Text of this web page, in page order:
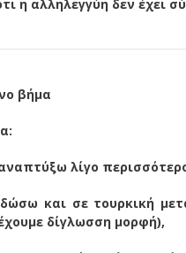
η αλληλεγγύη δεν έχει
βήμα
λίγο
και σε τουρκική
δίγλωσση μορφή),